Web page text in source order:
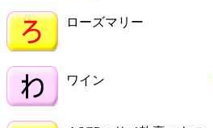
ローズマリー
ワイン